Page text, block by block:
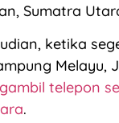
Sumatra
ketika
Melayu,
telepon
.